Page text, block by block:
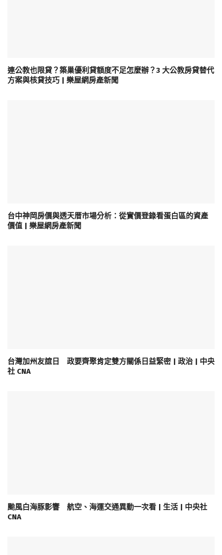
連公教也限貸？築巢優利貸額度不足怎麼辦？3 大公教房貸替代
方案與核貸技巧 | 樂屋網房產新聞
台中神岡房價與透天厝市場分析：從實價登錄看蛋白區的資產
價值 | 樂屋網房產新聞
台灣加州友誼日 政要齊聚肯定雙方關係日益緊密 | 政治 | 中央
社 CNA
颱風白海豚影響 航空、海運交通異動一次看 | 生活 | 中央社
CNA